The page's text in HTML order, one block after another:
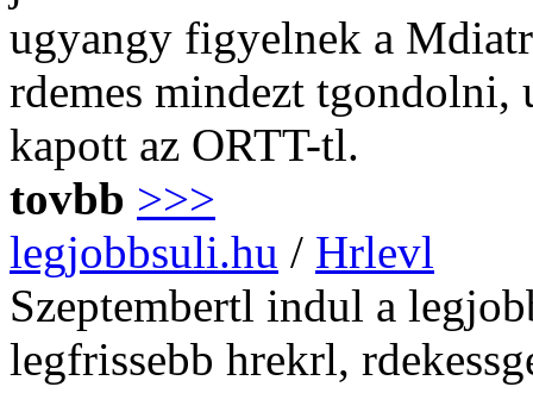
ugyangy figyelnek a
rdemes mindezt tgondolni,
kapott az ORTT-tl.
tovbb >>>
legjobbsuli.hu / Hrlevl
Szeptembertl indul a
legfrissebb hrekrl,